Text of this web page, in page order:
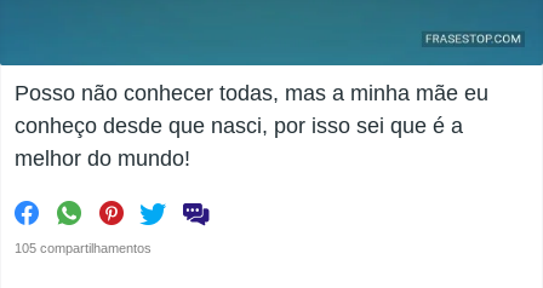
Posso não conhecer todas, mas a minha mãe eu
conheço desde que nasci, por isso sei que é a
melhor do mundo!
105 compartilhamentos